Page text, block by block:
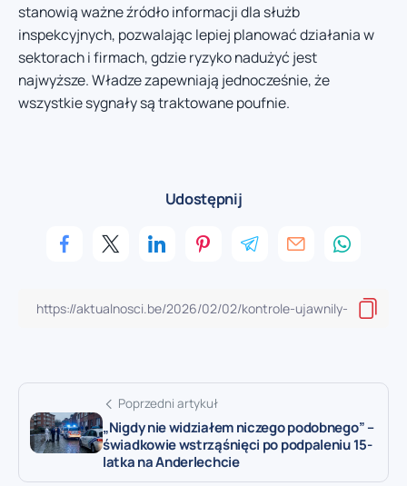
stanowią ważne źródło informacji dla służb
inspekcyjnych, pozwalając lepiej planować działania w
sektorach i firmach, gdzie ryzyko nadużyć jest
najwyższe. Władze zapewniają jednocześnie, że
wszystkie sygnały są traktowane poufnie.
Udostępnij
Poprzedni artykuł
„Nigdy nie widziałem niczego podobnego” –
świadkowie wstrząśnięci po podpaleniu 15-
latka na Anderlechcie